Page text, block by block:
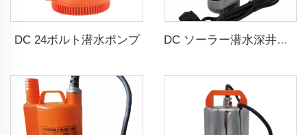
DC 24ボルト潜水ポンプ DC ソーラー潜水深井戸ウォーターポンプ